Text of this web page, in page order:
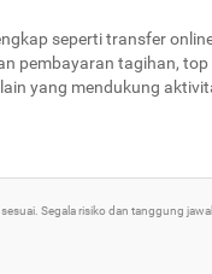
seperti transfer
pembayaran tagihan, top
yang mendukung
Segala risiko dan tanggung